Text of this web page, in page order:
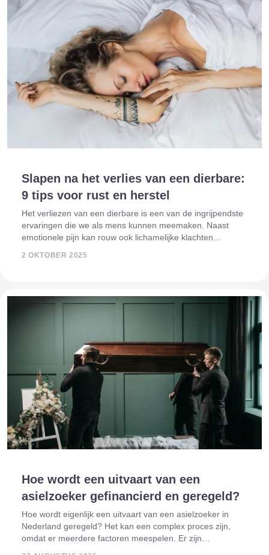
Slapen na het verlies van een dierbare:
9 tips voor rust en herstel
Het verliezen van een dierbare is een van de ingrijpendste
ervaringen die we als mens kunnen meemaken. Naast
emotionele pijn kan rouw ook lichamelijke klachten
2 OKTOBER 2025
Hoe wordt een uitvaart van een
asielzoeker gefinancierd en geregeld?
Hoe wordt eigenlijk een uitvaart van een asielzoeker in
Nederland geregeld? Het kan een complex proces zijn,
omdat er meerdere factoren meespelen. Er zijn